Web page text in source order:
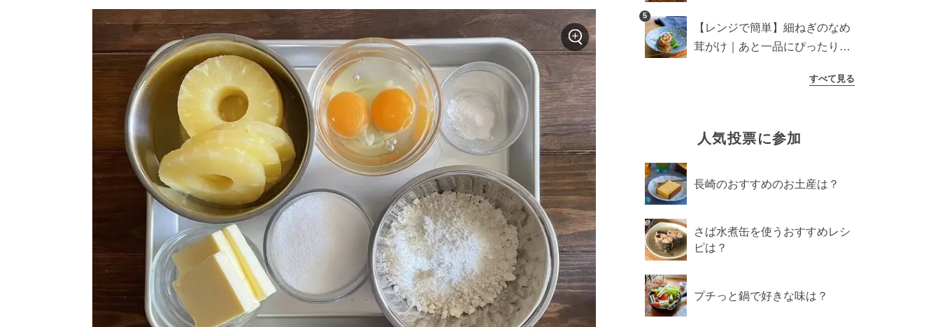
5
【レンジで簡単】細ねぎのなめ
茸がけ｜あと一品にぴったり副
すべて見る
人気投票に参加
長崎のおすすめのお土産は？
さば水煮缶を使うおすすめレシ
ピは？
プチっと鍋で好きな味は？